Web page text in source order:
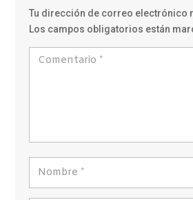
Tu dirección de correo electrónico
Los campos obligatorios están